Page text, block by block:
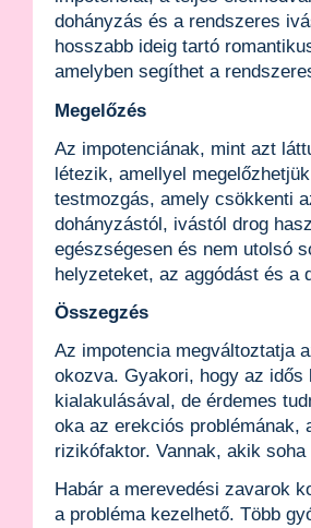
dohányzás és a rendszeres
hosszabb ideig tartó
amelyben segíthet a
Megelőzés
Az impotenciának, mint azt
létezik, amellyel
testmozgás, amely csökkenti
dohányzástól, ivástól drog
egészségesen és nem utolsó
helyzeteket, az aggódást és a
Összegzés
Az impotencia megváltoztatja
okozva. Gyakori, hogy az
kialakulásával, de érdemes
oka az erekciós problémának,
rizikófaktor. Vannak, akik
Habár a merevedési zavarok
a probléma kezelhető. Több